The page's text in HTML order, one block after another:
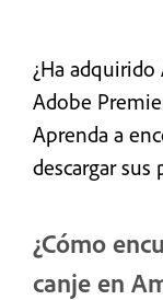
¿Ha
Adobe
Aprenda a
descargar
¿Cómo
canje en